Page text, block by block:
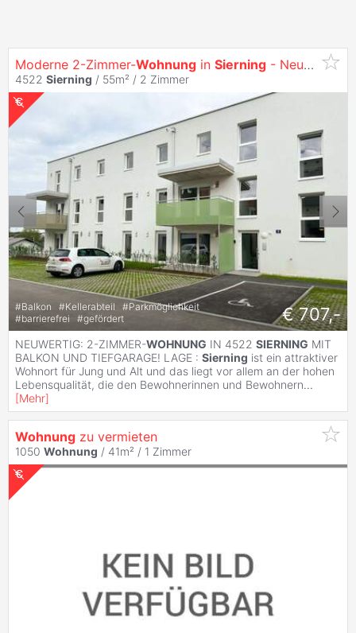
Moderne 2-Zimmer-Wohnung in Sierning - Neuwertig - mit Balkon und Tiefgarage!
4522 Sierning / 55m² / 2 Zimmer
#Balkon #Kellerabteil #Parkmöglichkeit
#barrierefrei #gefördert € 707,-
NEUWERTIG: 2-ZIMMER-WOHNUNG IN 4522 SIERNING MIT
BALKON UND TIEFGARAGE! LAGE : Sierning ist ein attraktiver
Wohnort für Jung und Alt und das liegt vor allem an der hohen
Lebensqualität, die den Bewohnerinnen und Bewohnern...
[Mehr]
Wohnung zu vermieten
1050 Wohnung / 41m² / 1 Zimmer